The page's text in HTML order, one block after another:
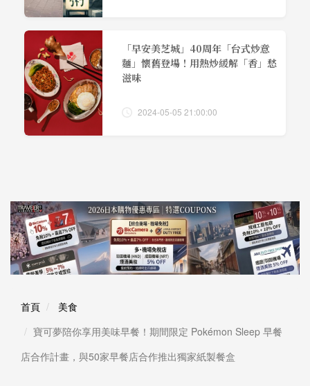
「早安美芝城」40周年「台式炒意
麵」懷舊登場！用熱炒緩解「香」愁
滋味
2024-05-05 21:00:00
首頁
美食
寶可夢陪你享用美味早餐！期間限定 Pokémon Sleep 早餐
店合作計畫，與50家早餐店合作推出獨家紙製餐盒